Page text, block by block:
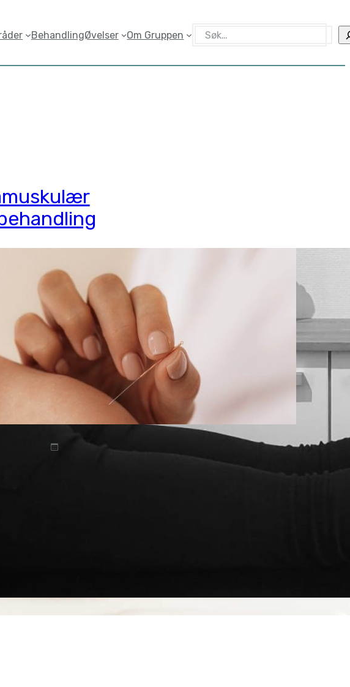
BehandlingØvelser Om Gruppen Søk
28. februar 2025